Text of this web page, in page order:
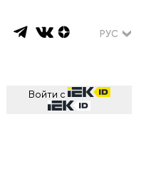
РУС
Войти с